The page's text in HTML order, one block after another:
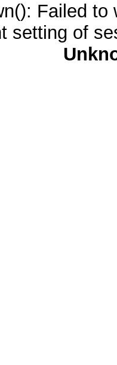
Failed
setting of